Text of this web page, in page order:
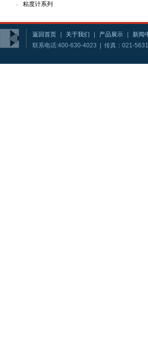
· 粘度计系列
返回首页 关于我们 产品展示 新闻
联系电话:400-630-4023 | 传真：021-